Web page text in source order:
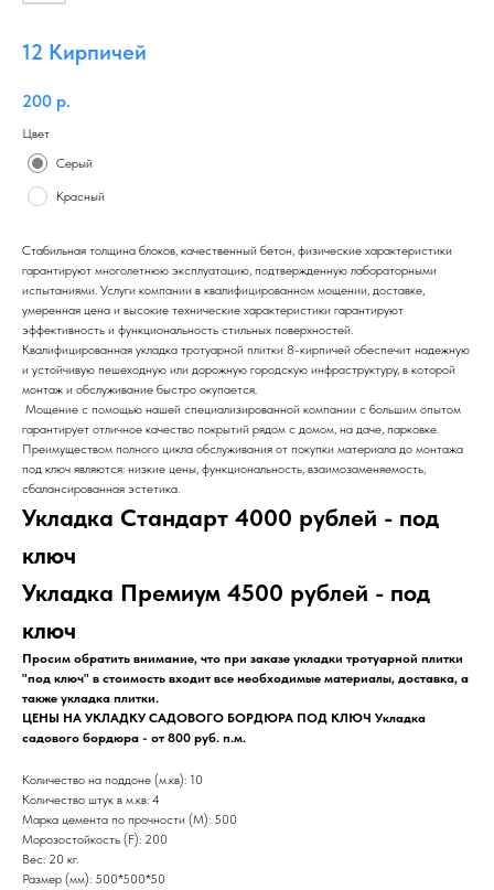
12 Кирпичей
200 р.
Цвет
Серый
Красный
Стабильная толщина блоков, качественный бетон, физические характеристики
гарантируют многолетнюю эксплуатацию, подтвержденную лабораторными
испытаниями. Услуги компании в квалифицированном мощении, доставке,
умеренная цена и высокие технические характеристики гарантируют
эффективность и функциональность стильных поверхностей.
Квалифицированная укладка тротуарной плитки 8-кирпичей обеспечит надежную
и устойчивую пешеходную или дорожную городскую инфраструктуру, в которой
монтаж и обслуживание быстро окупается.
Мощение с помощью нашей специализированной компании с большим опытом
гарантирует отличное качество покрытий рядом с домом, на даче, парковке.
Преимуществом полного цикла обслуживания от покупки материала до монтажа
под ключ являются: низкие цены, функциональность, взаимозаменяемость,
сбалансированная эстетика.
Укладка Стандарт 4000 рублей - под
ключ
Укладка Премиум 4500 рублей - под
ключ
Просим обратить внимание, что при заказе укладки тротуарной плитки
"под ключ" в стоимость входит все необходимые материалы, доставка, а
также укладка плитки.
ЦЕНЫ НА УКЛАДКУ САДОВОГО БОРДЮРА ПОД КЛЮЧ Укладка
садового бордюра - от 800 руб. п.м.
Количество на поддоне (м.кв): 10
Количество штук в м.кв: 4
Марка цемента по прочности (M): 500
Морозостойкость (F): 200
Вес: 20 кг.
Размер (мм): 500*500*50